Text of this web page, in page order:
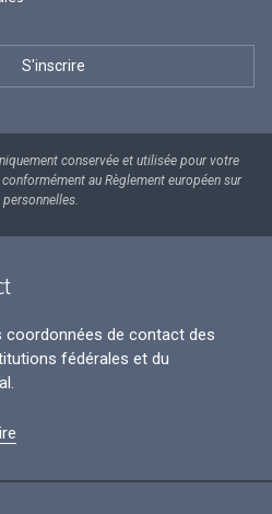
conservée et utilisée pour votre
au Règlement européen sur
coordonnées de contact des
fédérales et du